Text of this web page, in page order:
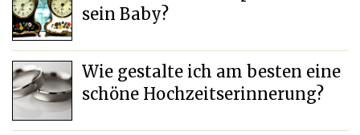
sein Baby?
Wie gestalte ich am besten eine
schöne Hochzeitserinnerung?